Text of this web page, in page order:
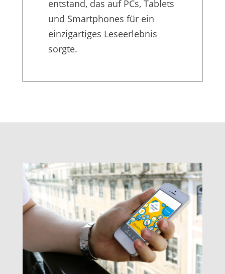
entstand, das auf PCs, Tablets
und Smartphones für ein
einzigartiges Leseerlebnis
sorgte.